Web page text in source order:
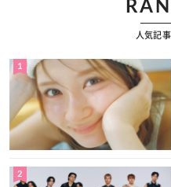
人気記
1
2